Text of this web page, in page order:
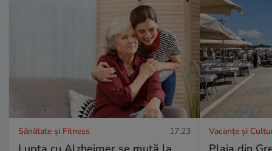
Sănătate și Fitness 17:23 Vacanțe și